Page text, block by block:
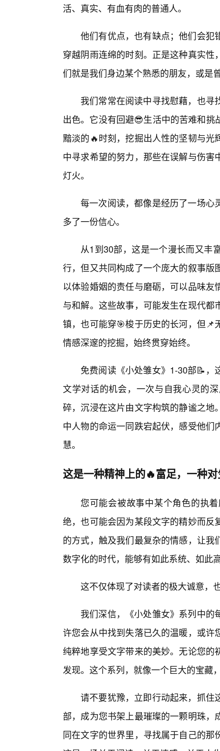
活、真实、有血有肉的普通人。
他们有优点，也有缺点；他们会犯
穿越阴雨连绵的时刻。正是这种真实
们就是我们身边某个熟悉的朋友，或是
我们常常在阅读中寻找慰藉，也
出色。它没有回避😎生活中的苦难和
黯淡的🔥时刻，挖掘出人性的坚韧与
中寻求希望的努力，那些在误解与伤
灯火。
每一次阅读，都像是经历了一场心
多了一份信心。
从1到30部，这是一个漫长而又丰
行，但又共同构成了一个庞大的叙事
以体验婚姻的责任与磨砺，可以品味
与和解。这些故事，可能发生在现代
镇，也可能穿🎯梭于历史的长河，但
情感深邃的挖掘，始终贯穿始终。
免费阅读《小处雏女》1-30部📝
文学对话的机会，一次与自我心灵的
碎，沉浸在这片由文字构筑的静谧之
中人物的命运一同跌宕起伏，感受他
慧。
这是一种精神上的🔥富足，一种
您可能会被故事中某个角色的执
绝，也可能会因为某段文字的精妙而
的方式，触及我们最复杂的情感，让
数字化的时代，能够有如此系统、如此
这不仅体现了对读者的极大诚意，
我们深信，《小处雏女》系列中
许您会从中找到失落已久的温暖，或
纯粹地享受文字带来的美妙。无论您
发现。这个系列，就像一个巨大的宝藏
请不要犹豫，立即行动起来，抓住
部，成为您书架上最璀璨的一颗明珠
同在文字的世界里，寻找属于自己的